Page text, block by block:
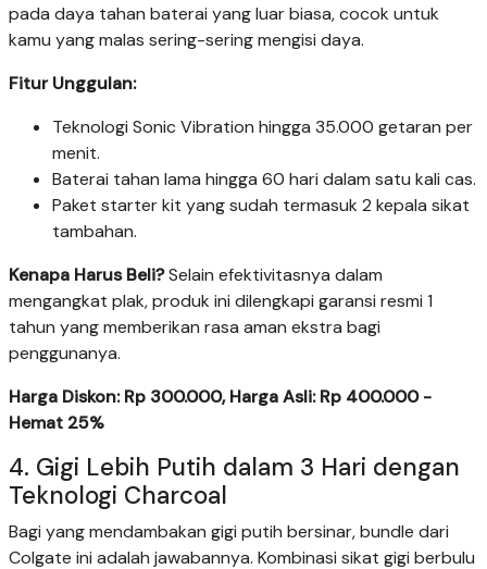
pada daya tahan baterai yang luar biasa, cocok untuk
kamu yang malas sering-sering mengisi daya.
Fitur Unggulan:
Teknologi Sonic Vibration hingga 35.000 getaran per
menit.
Baterai tahan lama hingga 60 hari dalam satu kali cas.
Paket starter kit yang sudah termasuk 2 kepala sikat
tambahan.
Kenapa Harus Beli?Selain efektivitasnya dalam
mengangkat plak, produk ini dilengkapi garansi resmi 1
tahun yang memberikan rasa aman ekstra bagi
penggunanya.
Harga Diskon: Rp 300.000, Harga Asli: Rp 400.000 -
Hemat 25%
4. Gigi Lebih Putih dalam 3 Hari dengan
Teknologi Charcoal
Bagi yang mendambakan gigi putih bersinar, bundle dari
Colgate ini adalah jawabannya. Kombinasi sikat gigi berbulu